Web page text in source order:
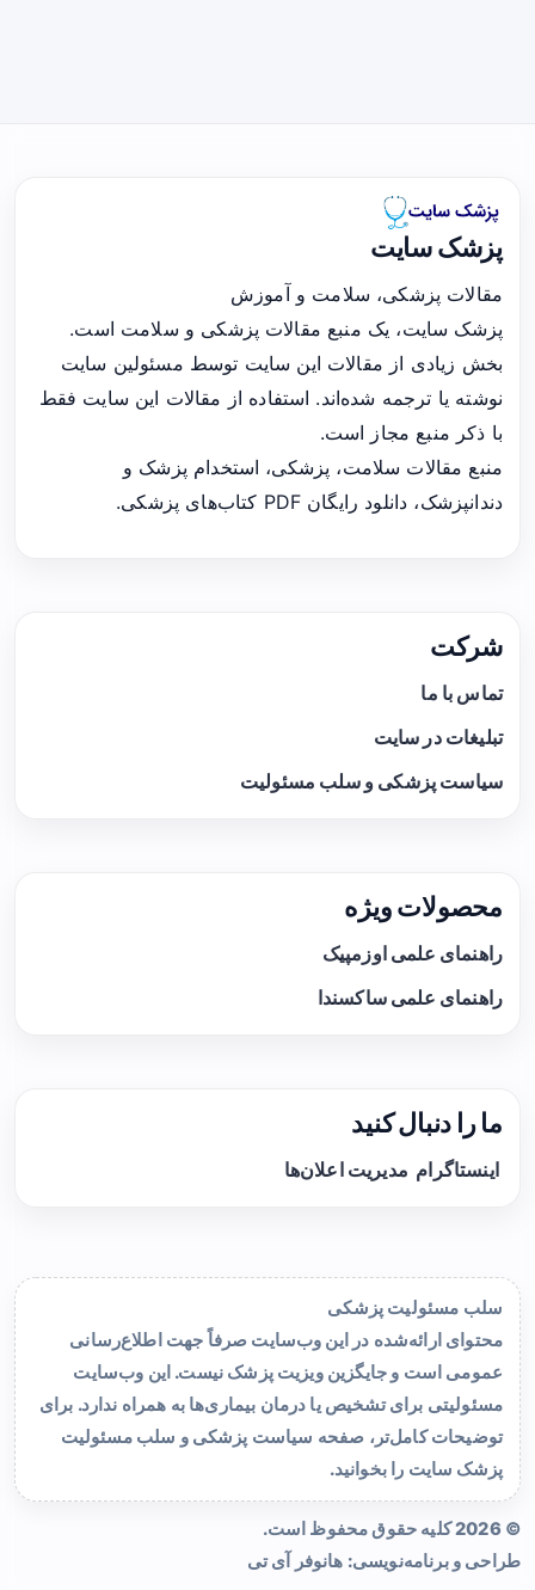
پزشک سایت
مقالات پزشکی، سلامت و آموزش
پزشک سایت، یک منبع مقالات پزشکی و سلامت است.
بخش زیادی از مقالات این سایت توسط مسئولین سایت
نوشته یا ترجمه شده‌اند. استفاده از مقالات این سایت فقط
با ذکر منبع مجاز است.
منبع مقالات سلامت، پزشکی، استخدام پزشک و
دندانپزشک، دانلود رایگان PDF کتاب‌های پزشکی.
شرکت
تماس با ما
تبلیغات در سایت
سیاست پزشکی و سلب مسئولیت
محصولات ویژه
راهنمای علمی اوزمپیک
راهنمای علمی ساکسندا
ما را دنبال کنید
اینستاگرام مدیریت اعلان‌ها
سلب مسئولیت پزشکی
محتوای ارائه‌شده در این وب‌سایت صرفاً جهت اطلاع‌رسانی
عمومی است و جایگزین ویزیت پزشک نیست. این وب‌سایت
مسئولیتی برای تشخیص یا درمان بیماری‌ها به همراه ندارد. برای
توضیحات کامل‌تر، صفحه سیاست پزشکی و سلب مسئولیت
پزشک سایت را بخوانید.
© 2026 کلیه حقوق محفوظ است.
طراحی و برنامه‌نویسی: هانوفر آی تی